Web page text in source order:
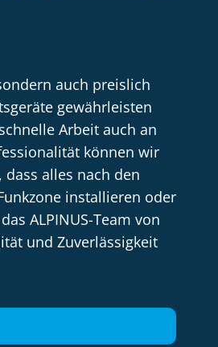
auch preislich
gewährleisten
Arbeit auch an
können wir
alles nach den
installieren oder
ALPINUS-Team von
und Zuverlässigkeit